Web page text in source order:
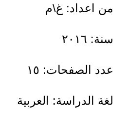
من اعداد: غ\م
سنة: ٢٠١٦
عدد الصفحات: ١٥
لغة الدراسة: العربية